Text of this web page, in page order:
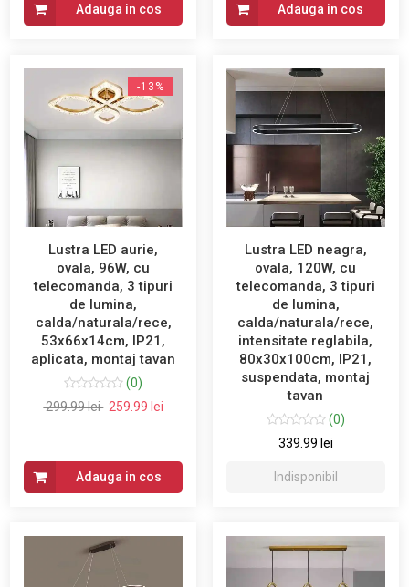
Adauga in cos Adauga in cos
-13%
Lustra LED aurie,
ovala, 96W, cu
telecomanda, 3 tipuri
de lumina,
calda/naturala/rece,
53x66x14cm, IP21,
aplicata, montaj tavan
(0)
299.99 lei 259.99 lei
Adauga in cos
Lustra LED neagra,
ovala, 120W, cu
telecomanda, 3 tipuri
de lumina,
calda/naturala/rece,
intensitate reglabila,
80x30x100cm, IP21,
suspendata, montaj
tavan
(0)
339.99 lei
Indisponibil